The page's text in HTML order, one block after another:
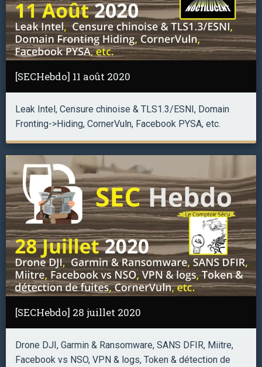
[SECHebdo] 11 août 2020
Leak Intel, Censure chinoise & TLS1.3/ESNI, Domain
Fronting->Hiding, CornerVuln, Facebook PYSA, etc.
[SECHebdo] 28 juillet 2020
Drone DJI, Garmin & Ransomware, SANS DFIR, Miitre,
Facebook vs NSO, VPN & logs, Token & détection de